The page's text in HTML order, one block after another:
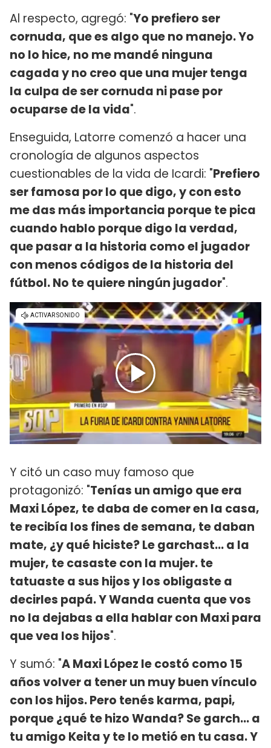
Al respecto, agregó: "Yo prefiero ser
cornuda, que es algo que no manejo. Yo
no lo hice, no me mandé ninguna
cagada y no creo que una mujer tenga
la culpa de ser cornuda ni pase por
ocuparse de la vida".
Enseguida, Latorre comenzó a hacer una
cronología de algunos aspectos
cuestionables de la vida de Icardi: "Prefiero
ser famosa por lo que digo, y con esto
me das más importancia porque te pica
cuando hablo porque digo la verdad,
que pasar a la historia como el jugador
con menos códigos de la historia del
fútbol. No te quiere ningún jugador".
Y citó un caso muy famoso que
protagonizó: "Tenías un amigo que era
Maxi López, te daba de comer en la casa,
te recibía los fines de semana, te daban
mate, ¿y qué hiciste? Le garchast... a la
mujer, te casaste con la mujer. te
tatuaste a sus hijos y los obligaste a
decirles papá. Y Wanda cuenta que vos
no la dejabas a ella hablar con Maxi para
que vea los hijos".
Y sumó: "A Maxi López le costó como 15
años volver a tener un muy buen vínculo
con los hijos. Pero tenés karma, papi,
porque ¿qué te hizo Wanda? Se garch... a
tu amigo Keita y te lo metió en tu casa. Y